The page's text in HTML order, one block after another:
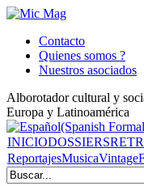
Contacto
Quienes somos ?
Nuestros asociados
Alborotador cultural y
Europa y Latinoamérica
INICIODOSSIERS
ReportajesMusicaVintage